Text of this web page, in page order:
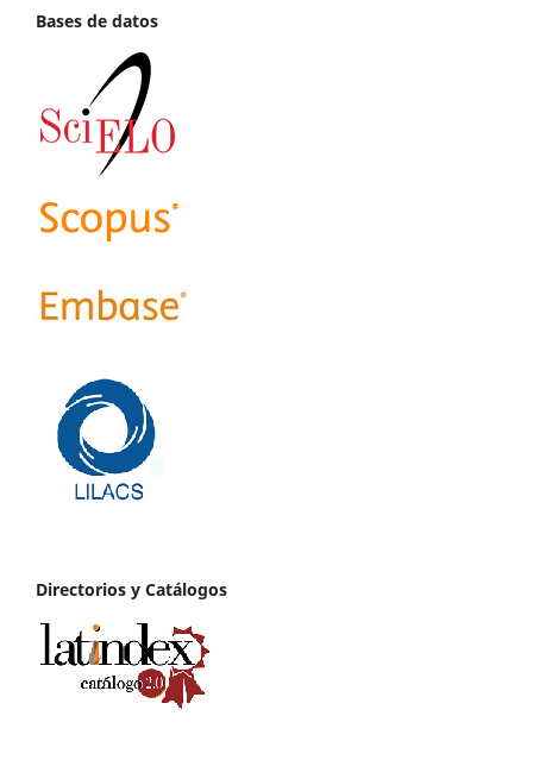
Bases de datos
Directorios y Catálogos